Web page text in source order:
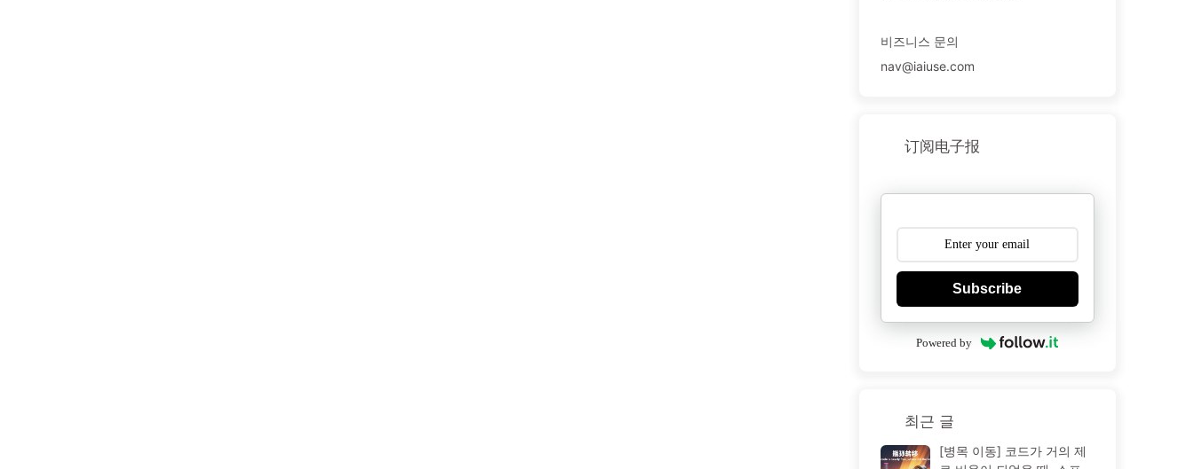
비즈니스 문의
nav@iaiuse.com
订阅电子报
Subscribe
Powered by
최근 글
[병목 이동] 코드가 거의 제